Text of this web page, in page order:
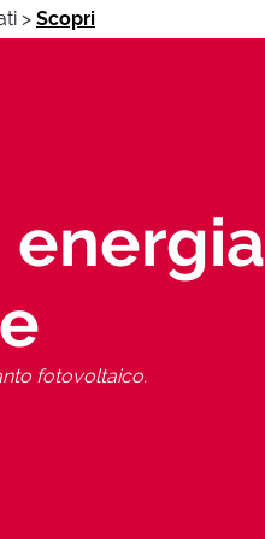
> Scopri
energia
fotovoltaico.